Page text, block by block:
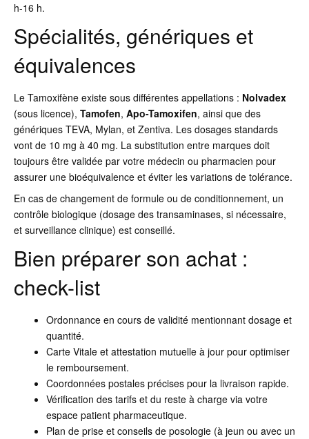
h-16 h.
Spécialités, génériques et
équivalences
Le Tamoxifène existe sous différentes appellations : Nolvadex
(sous licence), Tamofen, Apo-Tamoxifen, ainsi que des
génériques TEVA, Mylan, et Zentiva. Les dosages standards
vont de 10 mg à 40 mg. La substitution entre marques doit
toujours être validée par votre médecin ou pharmacien pour
assurer une bioéquivalence et éviter les variations de tolérance.
En cas de changement de formule ou de conditionnement, un
contrôle biologique (dosage des transaminases, si nécessaire,
et surveillance clinique) est conseillé.
Bien préparer son achat :
check-list
Ordonnance en cours de validité mentionnant dosage et
quantité.
Carte Vitale et attestation mutuelle à jour pour optimiser
le remboursement.
Coordonnées postales précises pour la livraison rapide.
Vérification des tarifs et du reste à charge via votre
espace patient pharmaceutique.
Plan de prise et conseils de posologie (à jeun ou avec un